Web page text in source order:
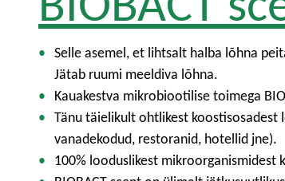
Selle asemel, et lihtsalt halba lõhna
Jätab ruumi meeldiva lõhna.
Kauakestva mikrobiootilise toimega
Tänu täielikult ohtlikest koostisosadest
vanadekodud, restoranid, hotellid jne).
100% looduslikest mikroorganismidest